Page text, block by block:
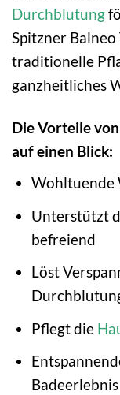
Durchblutung
Spitzner
traditionelle
ganzheitliches
Die Vorteile
auf einen Blick:
Wohltuende
Unterstützt
befreiend
Löst
Pflegt die
Badeerlebnis